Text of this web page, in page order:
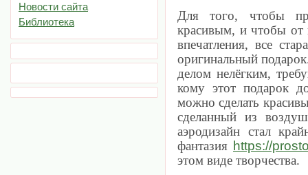
Новости сайта
Библиотека
Для того, чтобы
красивым, и чтобы от
впечатления, все
оригинальный
делом нелёгким,
кому этот подарок
можно сделать
сделанный из
аэродизайн стал
фантазия https://
этом виде творчества.